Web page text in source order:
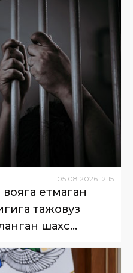
05 08 2026 12:15
етмаган
тажовуз
шахс